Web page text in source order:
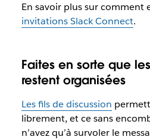
En savoir plus sur comment
invitations Slack Connect.
Faites en sorte que
restent organisées
Les fils de discussion
librement, et ce sans
n’avez qu’à survoler le